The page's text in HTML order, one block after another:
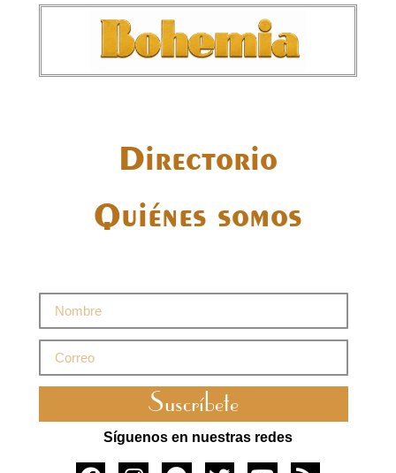
Directorio
Quiénes somos
Suscríbete
Síguenos en nuestras redes